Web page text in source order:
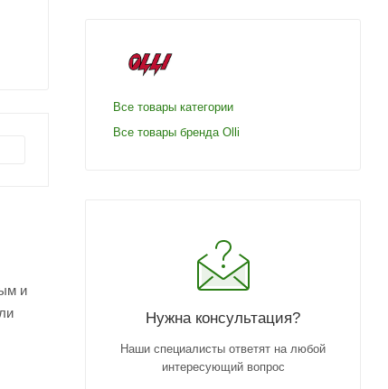
и
Все товары категории
Все товары бренда Olli
Нужна консультация?
Наши специалисты ответят на любой
интересующий вопрос